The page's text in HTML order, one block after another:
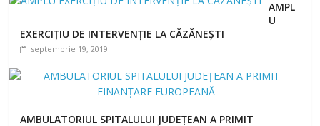
AMPL
U
EXERCIŢIU DE INTERVENŢIE LA CĂZĂNEŞTI
septembrie 19, 2019
AMBULATORIUL SPITALULUI JUDEȚEAN A PRIMIT